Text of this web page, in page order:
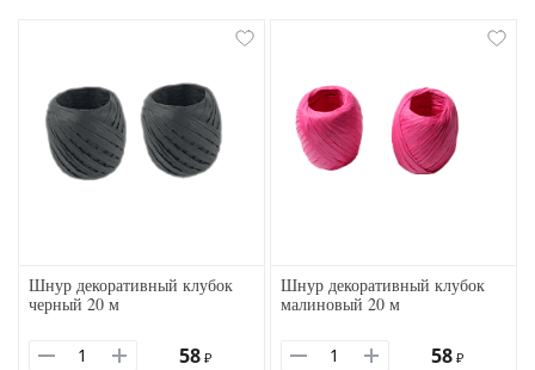
Шнур декоративный клубок
черный 20 м
58 ₽
Шнур декоративный клубок
малиновый 20 м
58 ₽